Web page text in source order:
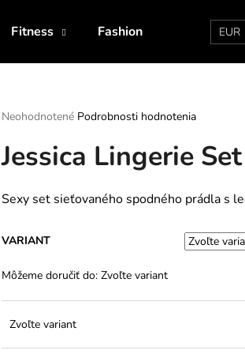
Fitness Fashion Doprava
EUR
Priemerné
produktu
je
z
5
Neohodnotené Podrobnosti hodnotenia
Jessica Lingerie
Sexy set sieťovaného spodného prádla s
VARIANT
Môžeme doručiť do: Zvoľte variant
Zvoľte variant
HĽADAŤ